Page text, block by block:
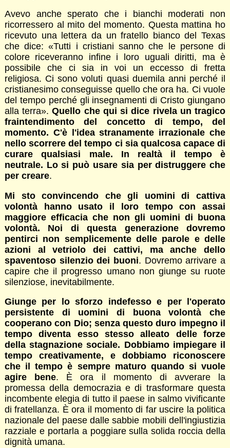
Avevo anche sperato che i bianchi moderati non
ricorressero al mito del momento. Questa mattina ho
ricevuto una lettera da un fratello bianco del Texas
che dice: «Tutti i cristiani sanno che le persone di
colore riceveranno infine i loro uguali diritti, ma è
possibile che ci sia in voi un eccesso di fretta
religiosa. Ci sono voluti quasi duemila anni perché il
cristianesimo conseguisse quello che ora ha. Ci vuole
del tempo perché gli insegnamenti di Cristo giungano
alla terra».Quello che qui si dice rivela un tragico
fraintendimento del concetto di tempo, del
momento. C'è l'idea stranamente irrazionale che
nello scorrere del tempo ci sia qualcosa capace di
curare qualsiasi male. In realtà il tempo è
neutrale. Lo si può usare sia per distruggere che
per creare.
Mi sto convincendo che gli uomini di cattiva
volontà hanno usato il loro tempo con assai
maggiore efficacia che non gli uomini di buona
volontà. Noi di questa generazione dovremo
pentirci non semplicemente delle parole e delle
azioni al vetriolo dei cattivi, ma anche dello
spaventoso silenzio dei buoni. Dovremo arrivare a
capire che il progresso umano non giunge su ruote
silenziose, inevitabilmente.
Giunge per lo sforzo indefesso e per l'operato
persistente di uomini di buona volontà che
cooperano con Dio; senza questo duro impegno il
tempo diventa esso stesso alleato delle forze
della stagnazione sociale. Dobbiamo impiegare il
tempo creativamente, e dobbiamo riconoscere
che il tempo è sempre maturo quando si vuole
agire bene. È ora il momento di avverare la
promessa della democrazia e di trasformare questa
incombente elegia di tutto il paese in salmo vivificante
di fratellanza. È ora il momento di far uscire la politica
nazionale del paese dalle sabbie mobili dell'ingiustizia
razziale e portarla a poggiare sulla solida roccia della
dignità umana.